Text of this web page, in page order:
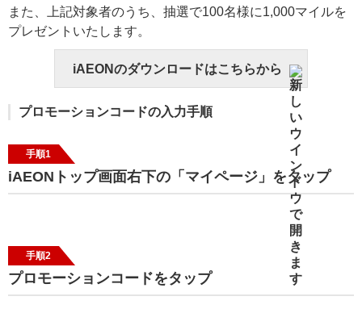
また、上記対象者のうち、抽選で100名様に1,000マイルを
プレゼントいたします。
iAEONのダウンロードはこちらから
プロモーションコードの入力手順
手順1
iAEONトップ画面右下の「マイページ」をタップ
手順2
プロモーションコードをタップ